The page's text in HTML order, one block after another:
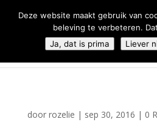
door rozelie | sep 30, 2016 | 0
Deze website maakt gebruik van
beleving te verbeteren.
Ja, dat is prima
Liever